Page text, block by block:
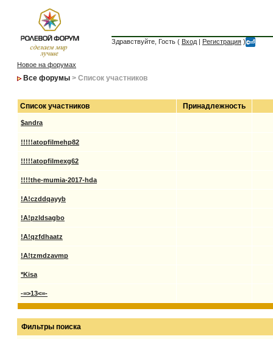
Здравствуйте, Гость ( Вход | Регистрация )
Новое на форумах
Все форумы > Список участников
Список участников Принадлежность
$andra
!!!!!atopfilmehp82
!!!!!atopfilmexg62
!!!!the-mumia-2017-hda
!A!czddqayyb
!A!pzldsagbo
!A!qzfdhaatz
!A!tzmdzavmp
*Kisa
-=>13<=-
Фильтры поиска